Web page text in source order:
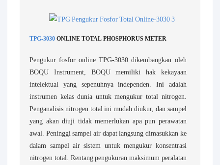
TPG-3030ONLINE TOTAL PHOSPHORUS METER
Pengukur fosfor online TPG-3030 dikembangkan oleh
BOQU Instrument, BOQU memiliki hak kekayaan
intelektual yang sepenuhnya independen. Ini adalah
instrumen kelas dunia untuk mengukur total nitrogen.
Penganalisis nitrogen total ini mudah diukur, dan sampel
yang akan diuji tidak memerlukan apa pun perawatan
awal. Peninggi sampel air dapat langsung dimasukkan ke
dalam sampel air sistem untuk mengukur konsentrasi
nitrogen total. Rentang pengukuran maksimum peralatan